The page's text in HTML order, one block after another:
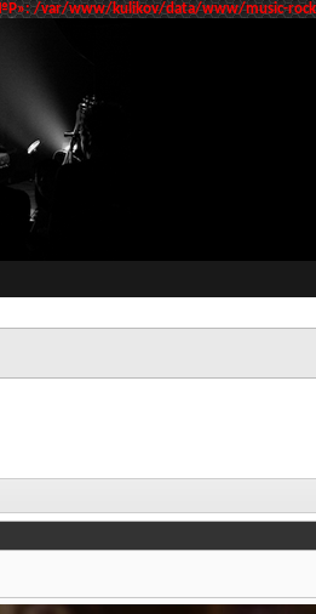
/var/www/kulikov/data/www/music-